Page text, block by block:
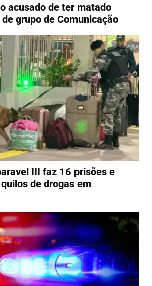
acusado de ter matado
grupo de Comunicação
III faz 16 prisões e
de drogas em